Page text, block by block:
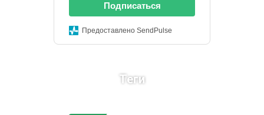
Подписаться
Предоставлено SendPulse
Теги